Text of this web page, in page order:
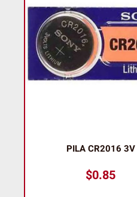
PILA CR2016 3V
$0.85